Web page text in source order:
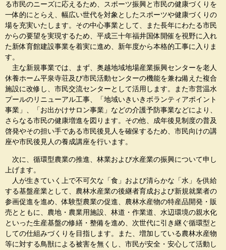
る市民のニーズに応えるため、スポーツ振興と市民の健康づくりを
一体的にとらえ、幅広い世代を対象としたスポーツや健康づくりの
場を充実いたします。その中心事業として、また長年にわたる市民
からの要望を実現するため、平成三十年福井国体開催を視野に入れ
た新体育館建設事業を着実に進め、新年度から本格的工事に入りま
す。
主な新規事業では、まず、奥越地域地場産業振興センターを老人
休養ホーム平泉寺荘及び市民活動センターの機能を兼ね備えた複合
施設に改修し、市民交流センターとして活用します。また市営温水
プールのリニューアル工事、「地域いきいきボランティアポイント
事業」、「お出かけサロン事業」などの介護予防事業などにより、
さらなる市民の健康増進を図ります。その他、成年後見制度の普及
啓発やその担い手である市民後見人を確保するため、市民向けの講
座や市民後見人の養成講座を行います。
次に、循環型農業の推進、林業および水産業の振興について申し
上げます。
人が生きていく上で不可欠な「食」および清らかな「水」を供給
する基盤産業として、農林水産業の後継者育成および新規就業者の
参画促進を進め、体験型農業の促進、農林水産物の特産品開発・販
売とともに、農地・農業用施設、林道・作業道、水辺環境の親水化
といった生産基盤の修繕・整備を進め、次世代に引き継ぐ循環型と
しての仕組みづくりを目指します。また、増加している農林水産物
等に対する鳥獣による被害を無くし、市民が安全・安心して活動し